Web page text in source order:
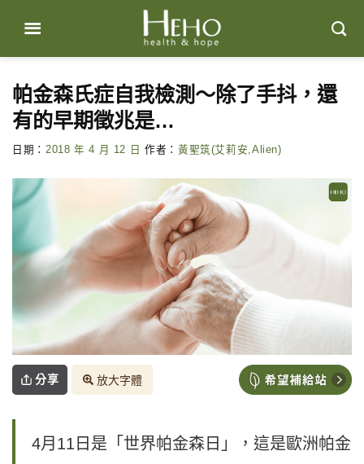
content
帕金森氏症自我檢測～除了手抖，還
有的早期徵兆是…
日期： 2018 年 4 月 12 日 作者： 黃聖筑(艾莉安,Alien)
分享 放大字體
4月11日是「世界帕金森日」，這是歐洲帕金